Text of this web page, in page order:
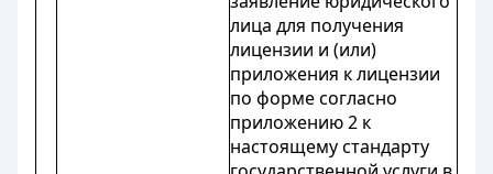
лица для получения
лицензии и (или)
приложения к лицензии
по форме согласно
приложению 2 к
настоящему стандарту